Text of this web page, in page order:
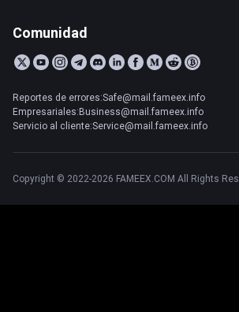
Comunidad
Reportes de errores:Safe@mail.fameex.info
Empresariales:Business@mail.fameex.info
Servicio al cliente:Service@mail.fameex.info
Copyright © 2022-2026 FAMEEX.COM All Rights